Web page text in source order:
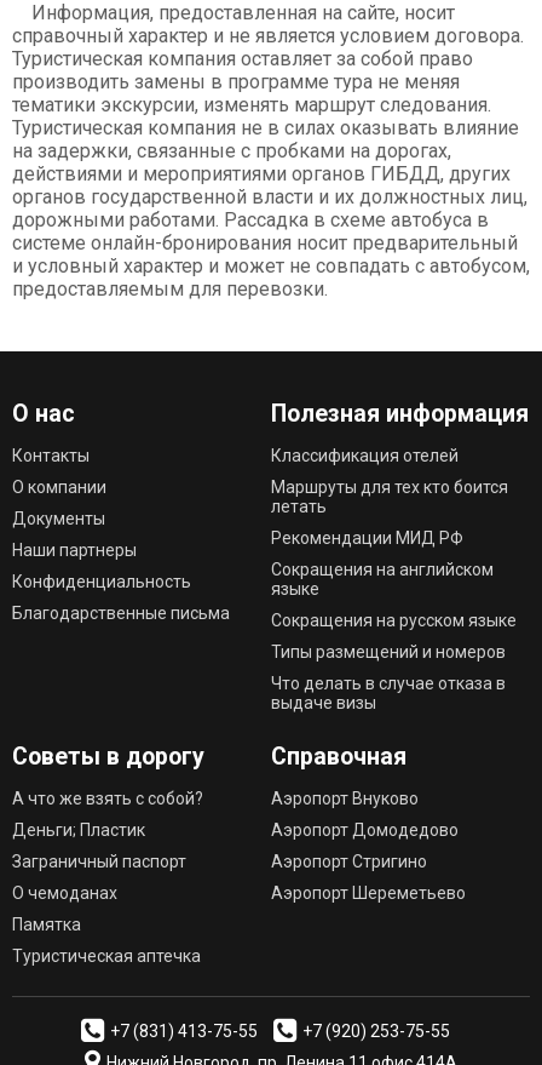
Информация, предоставленная на сайте, носит
справочный характер и не является условием договора.
Туристическая компания оставляет за собой право
производить замены в программе тура не меняя
тематики экскурсии, изменять маршрут следования.
Туристическая компания не в силах оказывать влияние
на задержки, связанные с пробками на дорогах,
действиями и мероприятиями органов ГИБДД, других
органов государственной власти и их должностных лиц,
дорожными работами. Рассадка в схеме автобуса в
системе онлайн-бронирования носит предварительный
и условный характер и может не совпадать с автобусом,
предоставляемым для перевозки.
О нас
Контакты
О компании
Документы
Наши партнеры
Конфиденциальность
Благодарственные письма
Полезная информация
Классификация отелей
Маршруты для тех кто боится
летать
Рекомендации МИД РФ
Сокращения на английском
языке
Сокращения на русском языке
Типы размещений и номеров
Что делать в случае отказа в
выдаче визы
Советы в дорогу
А что же взять с собой?
Деньги; Пластик
Заграничный паспорт
О чемоданах
Памятка
Туристическая аптечка
Справочная
Аэропорт Внуково
Аэропорт Домодедово
Аэропорт Стригино
Аэропорт Шереметьево
+7 (831) 413-75-55
+7 (920) 253-75-55